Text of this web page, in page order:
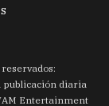
publicación diaria
Entertainment